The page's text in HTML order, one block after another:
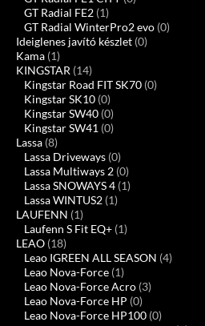
GT Radial FE2 (1)
GT Radial WinterPro2 evo (0)
Ideiglenes javító készlet (0)
Kama (1)
KINGSTAR (14)
Kingstar Road FIT SK70 (0)
Kingstar SK10 (0)
Kingstar SW40 (0)
Kingstar SW41 (0)
Lassa (8)
Lassa Driveways (0)
Lassa Multiways 2 (0)
Lassa SNOWAYS 4 (1)
Lassa WINTUS2 (1)
LAUFENN (1)
Laufenn S Fit EQ+ (1)
LEAO (18)
Leao IGREEN ALL SEASON (4)
Leao Nova-Force (1)
Leao Nova-Force Acro (3)
Leao Nova-Force HP (0)
Leao Nova-Force HP100 (0)